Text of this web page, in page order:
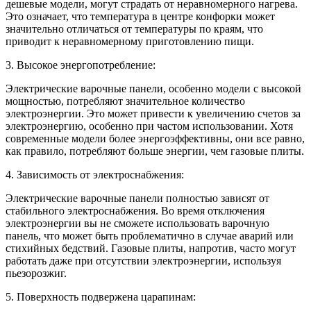
дешевые модели, могут страдать от неравномерного нагрева.
Это означает, что температура в центре конфорки может
значительно отличаться от температуры по краям, что
приводит к неравномерному приготовлению пищи.
3. Высокое энергопотребление:
Электрические варочные панели, особенно модели с высокой
мощностью, потребляют значительное количество
электроэнергии. Это может привести к увеличению счетов за
электроэнергию, особенно при частом использовании. Хотя
современные модели более энергоэффективны, они все равно,
как правило, потребляют больше энергии, чем газовые плиты.
4. Зависимость от электроснабжения:
Электрические варочные панели полностью зависят от
стабильного электроснабжения. Во время отключения
электроэнергии вы не сможете использовать варочную
панель, что может быть проблематично в случае аварий или
стихийных бедствий. Газовые плиты, напротив, часто могут
работать даже при отсутствии электроэнергии, используя
пьезорозжиг.
5. Поверхность подвержена царапинам: